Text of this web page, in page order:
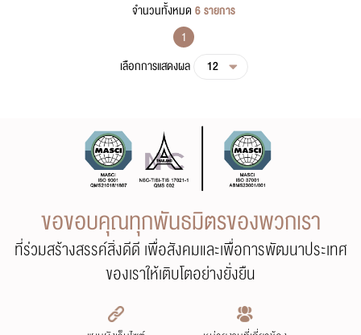
จำนวนทั้งหมด 6 รายการ
1
เลือกการแสดงผล
12
ขอขอบคุณทุกพันธมิตรของพวกเรา
ที่ร่วมสร้างสรรค์สิ่งดีดี เพื่อสังคมและเพื่อการพัฒนาประเทศ
ของเราให้เติบโตอย่างยั่งยืน